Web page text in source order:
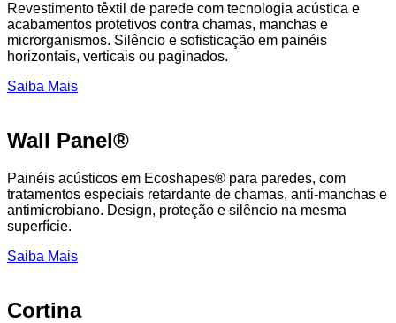
Revestimento têxtil de parede com tecnologia acústica e
acabamentos protetivos contra chamas, manchas e
microrganismos. Silêncio e sofisticação em painéis
horizontais, verticais ou paginados.
Saiba Mais
Wall Panel®
Painéis acústicos em Ecoshapes® para paredes, com
tratamentos especiais retardante de chamas, anti-manchas e
antimicrobiano. Design, proteção e silêncio na mesma
superfície.
Saiba Mais
Cortina